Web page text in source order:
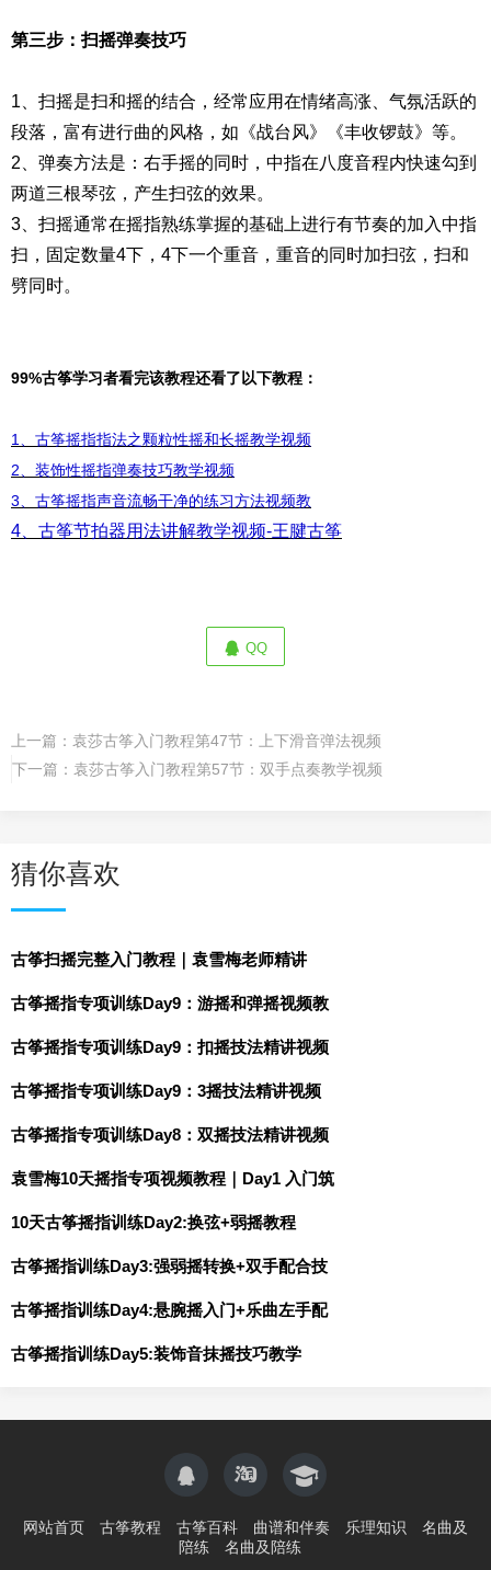
第三步：扫摇弹奏技巧
1、扫摇是扫和摇的结合，经常应用在情绪高涨、气氛活跃的
段落，富有进行曲的风格，如《战台风》《丰收锣鼓》等。
2、弹奏方法是：右手摇的同时，中指在八度音程内快速勾到
两道三根琴弦，产生扫弦的效果。
3、扫摇通常在摇指熟练掌握的基础上进行有节奏的加入中指
扫，固定数量4下，4下一个重音，重音的同时加扫弦，扫和
劈同时。
99%古筝学习者看完该教程还看了以下教程：
1、古筝摇指指法之颗粒性摇和长摇教学视频
2、装饰性摇指弹奏技巧教学视频
3、古筝摇指声音流畅干净的练习方法视频教
4、 古筝节拍器用法讲解教学视频-王腱古筝
QQ
上一篇： 袁莎古筝入门教程第47节：上下滑音弹法视频
下一篇： 袁莎古筝入门教程第57节：双手点奏教学视频
猜你喜欢
古筝扫摇完整入门教程｜袁雪梅老师精讲
古筝摇指专项训练Day9：游摇和弹摇视频教
古筝摇指专项训练Day9：扣摇技法精讲视频
古筝摇指专项训练Day9：3摇技法精讲视频
古筝摇指专项训练Day8：双摇技法精讲视频
袁雪梅10天摇指专项视频教程｜Day1 入门筑
10天古筝摇指训练Day2:换弦+弱摇教程
古筝摇指训练Day3:强弱摇转换+双手配合技
古筝摇指训练Day4:悬腕摇入门+乐曲左手配
古筝摇指训练Day5:装饰音抹摇技巧教学
网站首页 古筝教程 古筝百科 曲谱和伴奏 乐理知识
名曲及
陪练
名曲及陪练